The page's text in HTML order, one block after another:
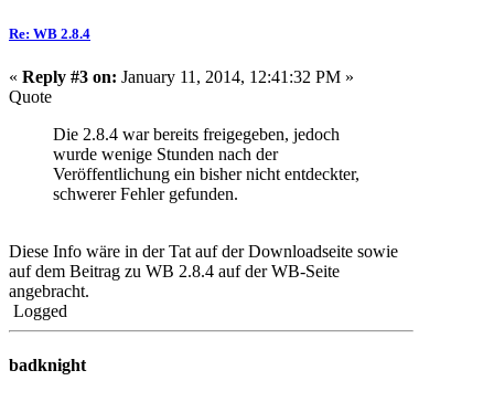
Re: WB 2.8.4
« Reply #3 on: January 11, 2014, 12:41:32 PM »
Quote
Die 2.8.4 war bereits freigegeben, jedoch
wurde wenige Stunden nach der
Veröffentlichung ein bisher nicht entdeckter,
schwerer Fehler gefunden.
Diese Info wäre in der Tat auf der Downloadseite sowie
auf dem Beitrag zu WB 2.8.4 auf der WB-Seite
angebracht.
Logged
badknight